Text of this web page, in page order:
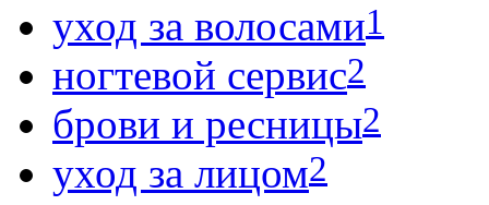
уход за волосами1
ногтевой сервис2
брови и ресницы2
уход за лицом2